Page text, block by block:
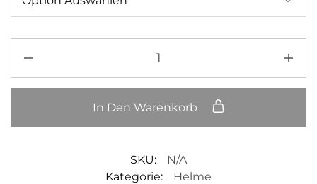
In Den Warenkorb
SKU:
N/A
Kategorie:
Helme